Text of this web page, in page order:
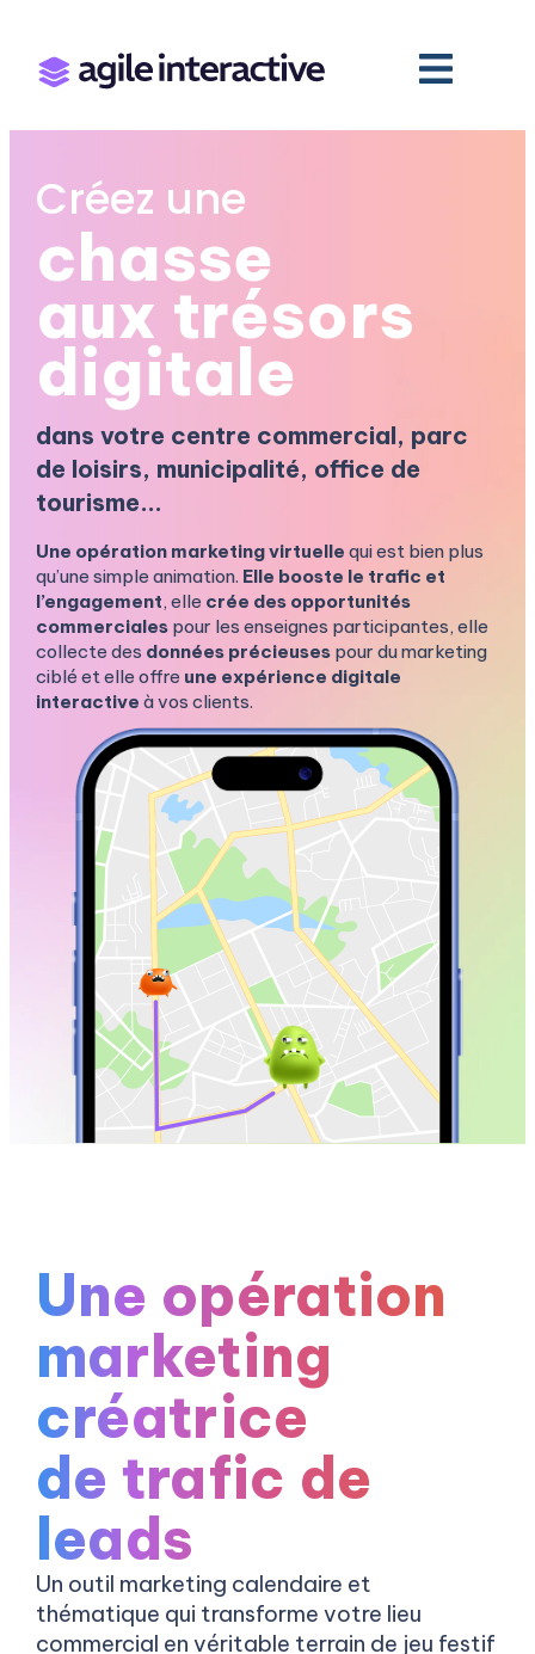
Créez une
chasse
aux trésors
digitale
dans votre centre commercial, parc
de loisirs, municipalité, office de
tourisme...
Une opération marketing virtuelle qui est bien plus
qu’une simple animation. Elle booste le trafic et
l’engagement, elle crée des opportunités
commercialespour les enseignes participantes, elle
collecte des données précieusespour du marketing
ciblé et elle offre une expérience digitale
interactive à vos clients.
Une opération
marketing
créatrice
de trafic de
leads
Un outil marketing calendaire et
thématique qui transforme votre lieu
commercial en véritable terrain de jeu festif